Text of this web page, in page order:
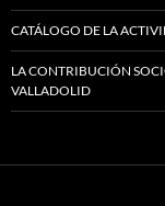
CATÁLOGO DE LA
LA CONTRIBUCIÓN
VALLADOLID